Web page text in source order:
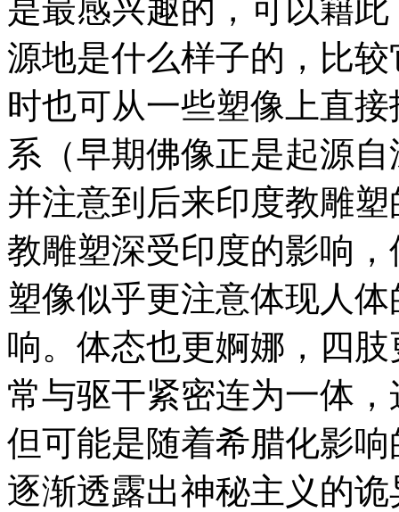
是最感兴趣的，可以籍
源地是什么样子的，比
时也可从一些塑像上直
系（早期佛像正是起源
并注意到后来印度教雕
教雕塑深受印度的影响
塑像似乎更注意体现人
响。体态也更婀娜，四
常与驱干紧密连为一体
但可能是随着希腊化影
逐渐透露出神秘主义的